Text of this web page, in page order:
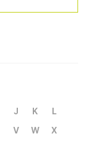
J K
L
V W
X